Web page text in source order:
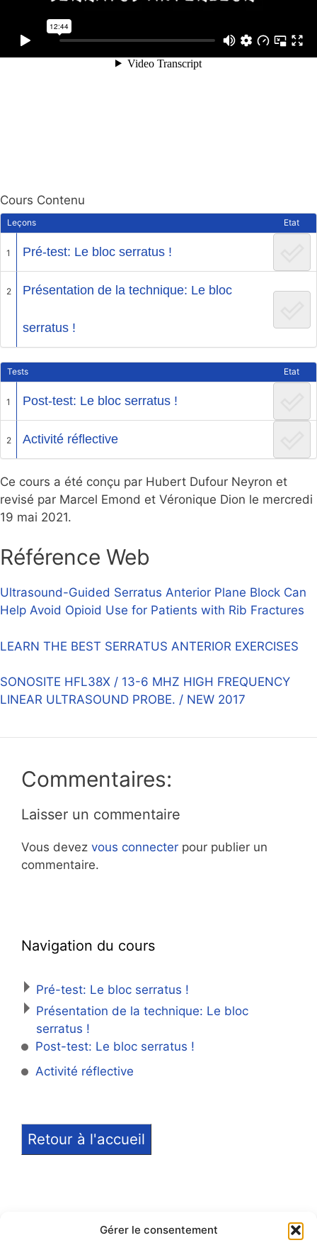
Gérer le consentement
Cours Contenu
Leçons Etat
1 Pré-test: Le bloc serratus !
2 Présentation de la technique: Le bloc
serratus !
Tests Etat
1 Post-test: Le bloc serratus !
2 Activité réflective
Ce cours a été conçu par Hubert Dufour Neyron et
revisé par Marcel Emond et Véronique Dion le mercredi
19 mai 2021.
Référence Web
Ultrasound-Guided Serratus Anterior Plane Block Can
Help Avoid Opioid Use for Patients with Rib Fractures
LEARN THE BEST SERRATUS ANTERIOR EXERCISES
SONOSITE HFL38X / 13-6 MHZ HIGH FREQUENCY
LINEAR ULTRASOUND PROBE. / NEW 2017
Commentaires:
Laisser un commentaire
Vous devez vous connecter pour publier un
commentaire.
Navigation du cours
Pré-test: Le bloc serratus !
Présentation de la technique: Le bloc
serratus !
Post-test: Le bloc serratus !
Activité réflective
Retour à l'accueil